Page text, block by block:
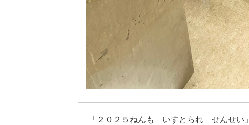
「２０２５ねんも いすとられ せんせい」